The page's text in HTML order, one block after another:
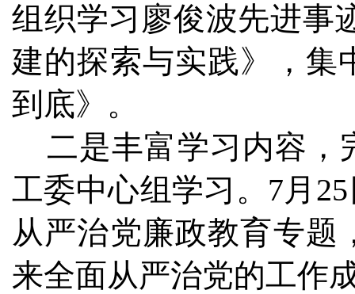
组织学习廖俊波先进事
建的探索与实践》，集
到底》。
二是丰富学习内容，
工委中心组学习。7月
从严治党廉政教育专题
来全面从严治党的工作